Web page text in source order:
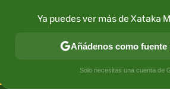
CONECTIVIDAD MÓVIL Y SOCIEDAD
Ya puedes ver más de Xataka
Añádenos como fuente
Solo necesitas una cuenta de